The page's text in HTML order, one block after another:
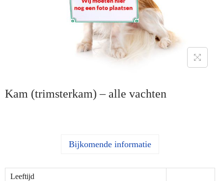
Kam (trimsterkam) – alle vachten
Bijkomende informatie
Leeftijd